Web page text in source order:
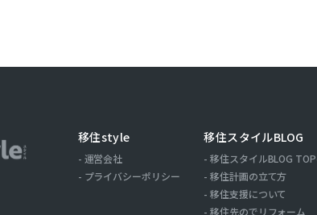
氏名，住所，連絡先，支払方法など
およびそれらの代金などに関する情報
（2）ユーザーにお知らせや連絡をす
商品を送付したり必要に応じて連絡
移住style
運営会社
プライバシーポリシー
移住スタイルBLOG
移住スタイルBLOG
移住計画の立て方
移住支援について
移住先のでリフォーム